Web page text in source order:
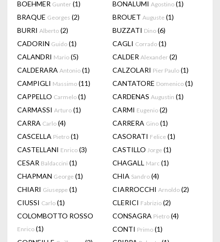
BOEHMER Gunter (1) BONALUMI Agostino (1)
BRAQUE Georges (2) BROUET Auguste (1)
BURRI Alberto (2) BUZZATI Dino (6)
CADORIN Guido (1) CAGLI Corrado (1)
CALANDRI Mario (5) CALDER Alexander (2)
CALDERARA Antonio (1) CALZOLARI Pier Paulo (1)
CAMPIGLI Massimo (11) CANTATORE Domenico (1)
CAPPELLO Carmelo (1) CARDENAS Augustin (1)
CARMASSI Arturo (1) CARMI Eugenio (2)
CARRA Carlo (4) CARRERA Gino (1)
CASCELLA Pietro (1) CASORATI Felice (1)
CASTELLANI Enrico (3) CASTILLO Jorge (1)
CESAR Baldaccini (1) CHAGALL Marc (1)
CHAPMAN George (1) CHIA Sandro (4)
CHIARI Giuseppe (1) CIARROCCHI Arnoldo (2)
CIUSSI Carlo (1) CLERICI Fabrizio (2)
COLOMBOTTO ROSSO
Enrico (1)
CONSAGRA Pietro (4)
CONTI Primo (1)